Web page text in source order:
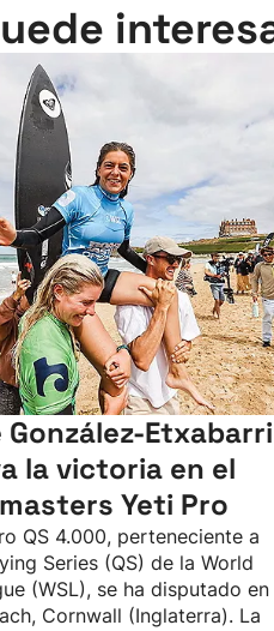
Etxabarri
la victoria en el
Yeti Pro
QS 4.000, perteneciente a
Series (QS) de la World
(WSL), se ha disputado en
Cornwall (Inglaterra). La